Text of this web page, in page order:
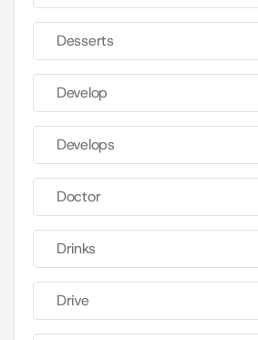
Desserts
Develop
Develops
Doctor
Drinks
Drive